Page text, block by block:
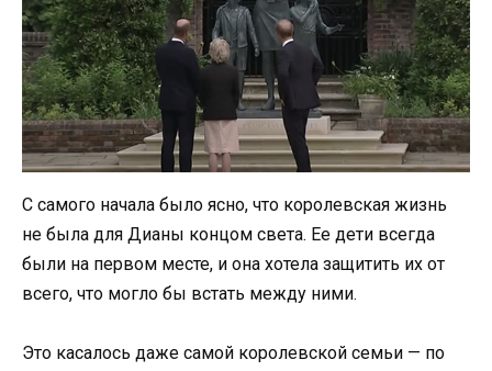
С самого начала было ясно, что королевская жизнь
не была для Дианы концом света. Ее дети всегда
были на первом месте, и она хотела защитить их от
всего, что могло бы встать между ними.
Это касалось даже самой королевской семьи — по